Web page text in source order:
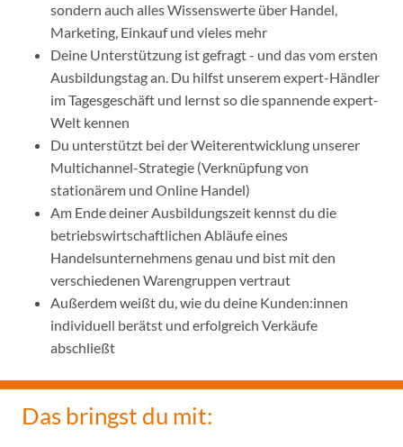
sondern auch alles Wissenswerte über Handel,
Marketing, Einkauf und vieles mehr
Deine Unterstützung ist gefragt - und das vom ersten
Ausbildungstag an. Du hilfst unserem expert-Händler
im Tagesgeschäft und lernst so die spannende expert-
Welt kennen
Du unterstützt bei der Weiterentwicklung unserer
Multichannel-Strategie (Verknüpfung von
stationärem und Online Handel)
Am Ende deiner Ausbildungszeit kennst du die
betriebswirtschaftlichen Abläufe eines
Handelsunternehmens genau und bist mit den
verschiedenen Warengruppen vertraut
Außerdem weißt du, wie du deine Kunden:innen
individuell berätst und erfolgreich Verkäufe
abschließt
Das bringst du mit: